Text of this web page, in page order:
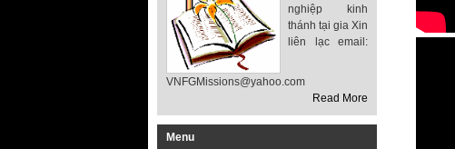
nghiệp kinh
thánh tại gia Xin
liên lạc email:
VNFGMissions@yahoo.com
Read More
Menu